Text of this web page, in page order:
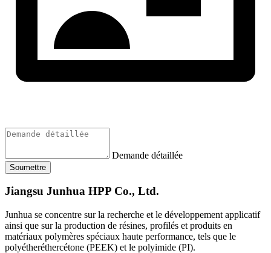
Demande détaillée
Soumettre
Jiangsu Junhua HPP Co., Ltd.
Junhua se concentre sur la recherche et le développement applicatif
ainsi que sur la production de résines, profilés et produits en
matériaux polymères spéciaux haute performance, tels que le
polyétheréthercétone (PEEK) et le polyimide (PI).